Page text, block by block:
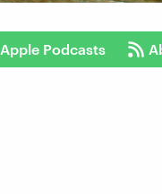
Apple Podcasts